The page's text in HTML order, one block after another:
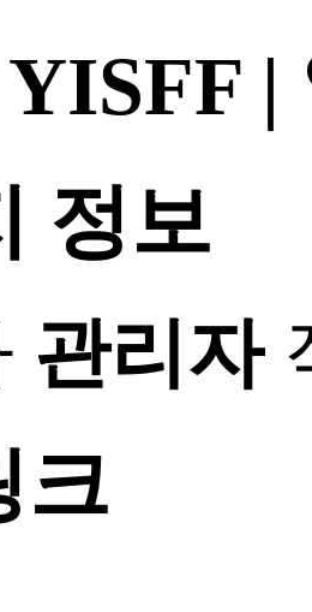
정보
관리자
크